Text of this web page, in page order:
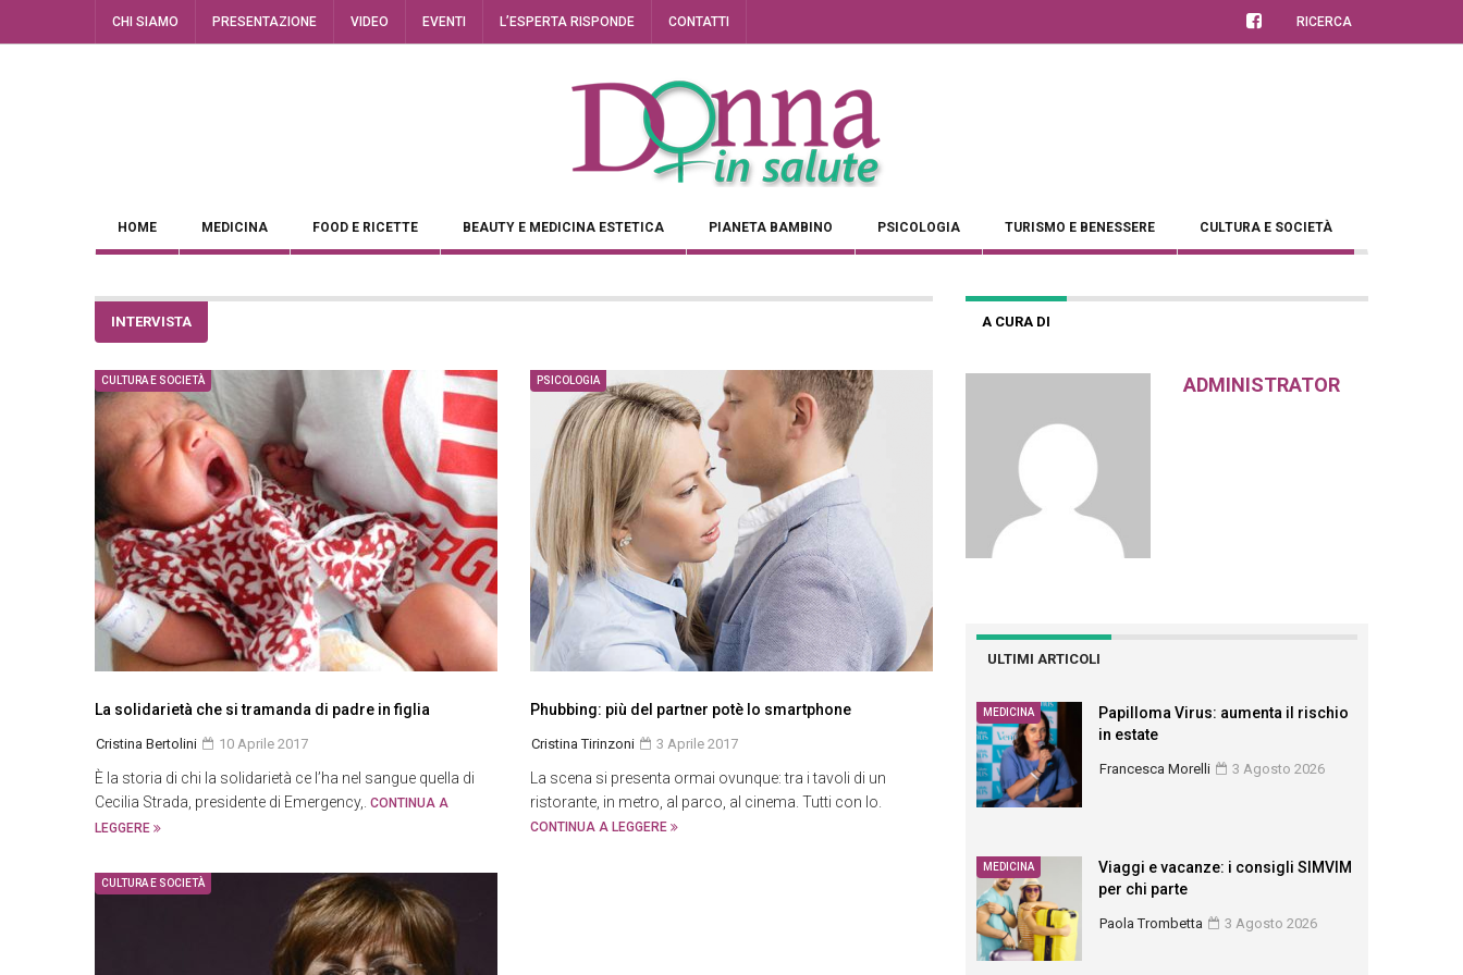
CHI SIAMO PRESENTAZIONE VIDEO EVENTI L’ESPERTA RISPONDE CONTATTI RICERCA
HOME MEDICINA FOOD E RICETTE BEAUTY E MEDICINA ESTETICA PIANETA BAMBINO PSICOLOGIA TURISMO E BENESSERE CULTURA E SOCIETÀ
INTERVISTA
CULTURA E SOCIETÀ
La solidarietà che si tramanda di padre in figlia
Cristina Bertolini 10 Aprile 2017
È la storia di chi la solidarietà ce l’ha nel sangue quella di
Cecilia Strada, presidente di Emergency,. CONTINUA A
LEGGERE
PSICOLOGIA
Phubbing: più del partner potè lo smartphone
Cristina Tirinzoni 3 Aprile 2017
La scena si presenta ormai ovunque: tra i tavoli di un
ristorante, in metro, al parco, al cinema. Tutti con lo.
CONTINUA A LEGGERE
CULTURA E SOCIETÀ
A CURA DI
ADMINISTRATOR
ULTIMI ARTICOLI
MEDICINA
Papilloma Virus: aumenta il rischio
in estate
Francesca Morelli 3 Agosto 2026
MEDICINA
Viaggi e vacanze: i consigli SIMVIM
per chi parte
Paola Trombetta 3 Agosto 2026